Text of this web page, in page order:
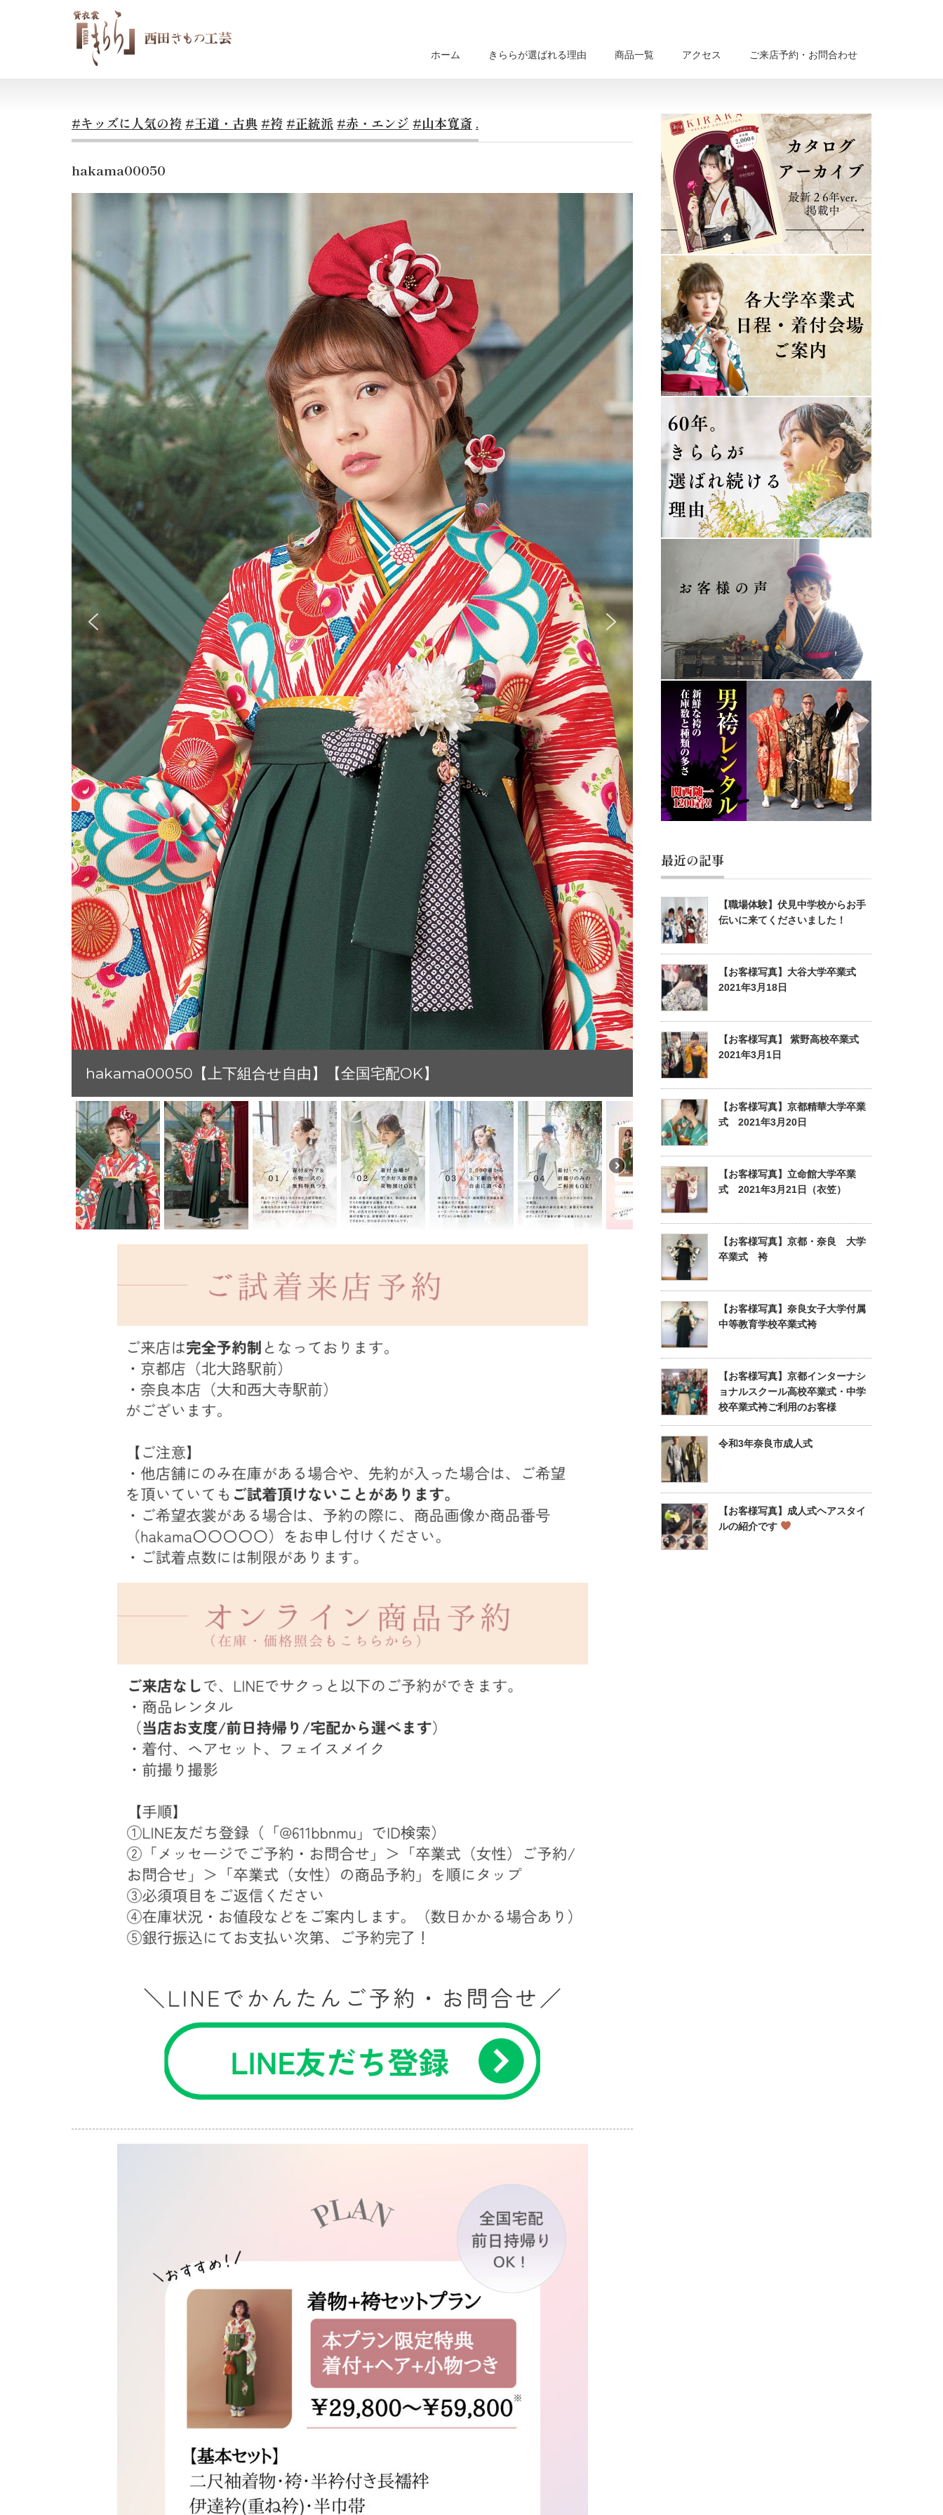
ホーム きららが選ばれる理由 商品一覧 アクセス ご来店予約・お問合わせ
#キッズに人気の袴 #王道・古典 #袴 #正統派 #赤・エンジ #山本寛斎 .
hakama00050
hakama00050【上下組合せ自由】【全国宅配OK】
最近の記事
【職場体験】伏見中学校からお手
伝いに来てくださいました！
【お客様写真】大谷大学卒業式
2021年3月18日
【お客様写真】 紫野高校卒業式
2021年3月1日
【お客様写真】京都精華大学卒業
式 2021年3月20日
【お客様写真】立命館大学卒業
式 2021年3月21日（衣笠）
【お客様写真】京都・奈良 大学
卒業式 袴
【お客様写真】奈良女子大学付属
中等教育学校卒業式袴
【お客様写真】京都インターナシ
ョナルスクール高校卒業式・中学
校卒業式袴ご利用のお客様
令和3年奈良市成人式
【お客様写真】成人式ヘアスタイ
ルの紹介です